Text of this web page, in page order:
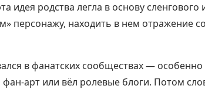
идея родства легла в основу сленгового
персонажу, находить в нем отражение
в фанатских сообществах — особенно
арт или вёл ролевые блоги. Потом